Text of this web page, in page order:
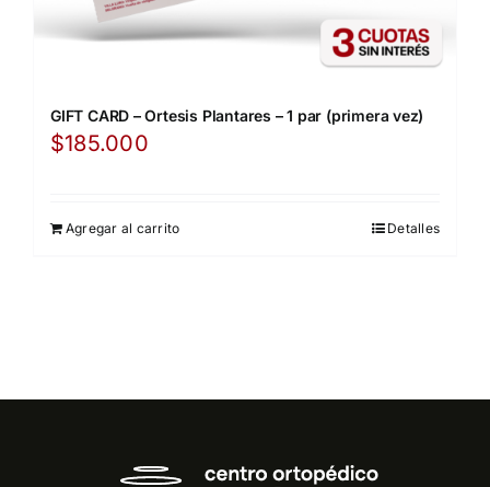
GIFT CARD – Ortesis Plantares – 1 par (primera vez)
$185.000
Agregar al carrito Detalles